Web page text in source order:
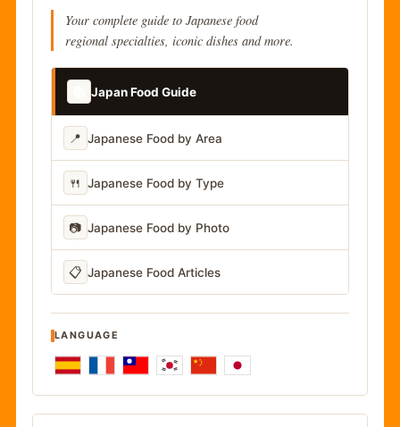
Your complete guide to Japanese food
regional specialties, iconic dishes and more.
Japan Food Guide
📍 Japanese Food by Area
🍴 Japanese Food by Type
📷 Japanese Food by Photo
📋 Japanese Food Articles
LANGUAGE